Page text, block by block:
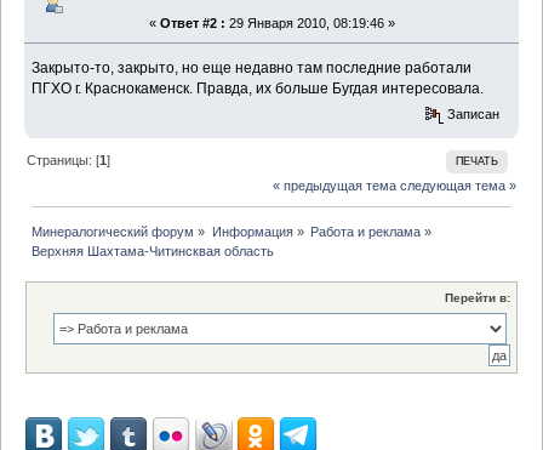
« Ответ #2 : 29 Января 2010, 08:19:46 »
Закрыто-то, закрыто, но еще недавно там последние работали
ПГХО г. Краснокаменск. Правда, их больше Бугдая интересовала.
Записан
ПЕЧАТЬ
Страницы: [1]
« предыдущая тема следующая тема »
Минералогический форум » Информация» Работа и реклама»
Верхняя Шахтама-Читинсквая область
Перейти в: